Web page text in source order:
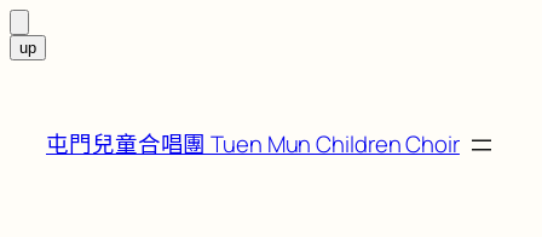
屯門兒童合唱團 Tuen Mun Children Choir